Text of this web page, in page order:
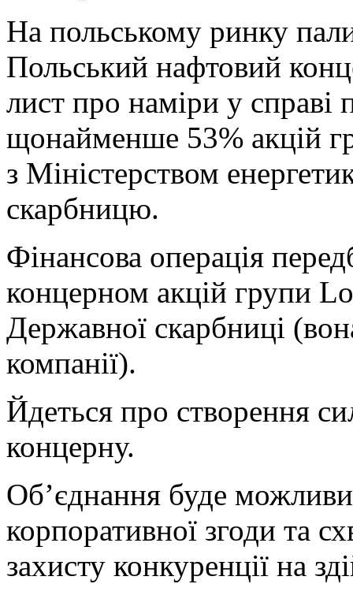
На польському ринку
Польський нафтовий
лист про наміри у справі
щонайменше 53% акцій
з Міністерством
скарбницю.
Фінансова операція
концерном акцій групи
Державної скарбниці
компанії).
Йдеться про створення
концерну.
Об’єднання буде
корпоративної згоди та
захисту конкуренції на